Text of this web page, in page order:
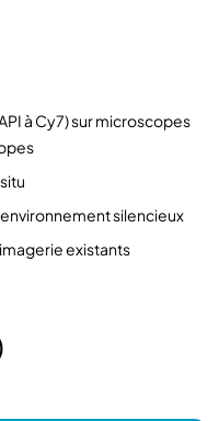
à Cy7) sur microscopes
silencieux
existants